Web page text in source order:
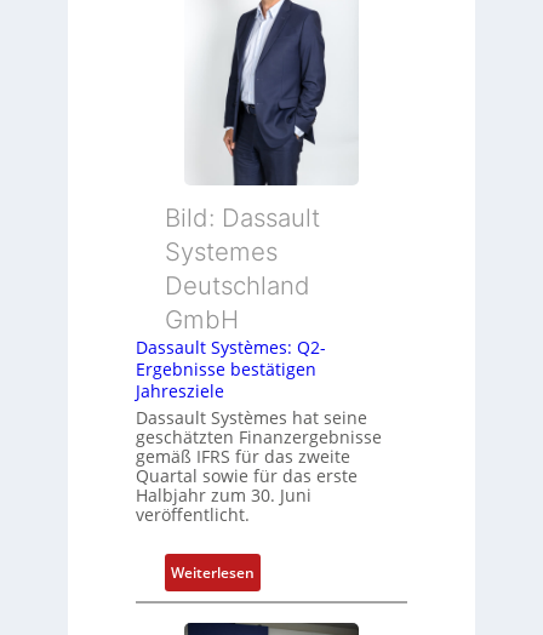
y
s
t
e
m
t
h
n
i
G
e
c
h
ä
f
s
f
ü
Bild: Dassault
Systemes
Deutschland
GmbH
Dassault Systèmes: Q2-
Ergebnisse bestätigen
Jahresziele
Dassault Systèmes hat seine
geschätzten Finanzergebnisse
gemäß IFRS für das zweite
Quartal sowie für das erste
Halbjahr zum 30. Juni
veröffentlicht.
Weiterlesen:
D
a